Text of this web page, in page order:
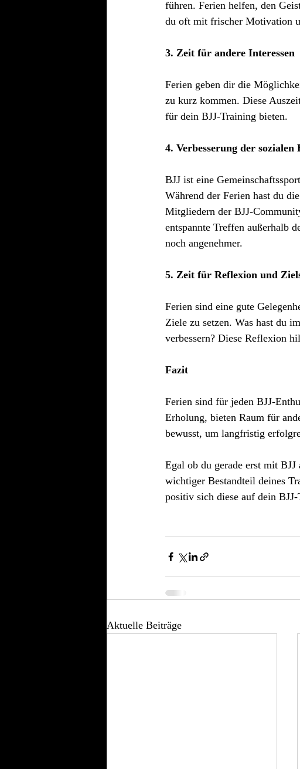
führen. Ferien helfen, den
du oft mit frischer Motivation
3. Zeit für andere Interessen
Ferien geben dir die
zu kurz kommen. Diese
für dein BJJ-Training bieten.
4. Verbesserung der sozialen
BJJ ist eine
Während der Ferien hast du
Mitgliedern der BJJ-
entspannte Treffen außerhalb
noch angenehmer.
5. Zeit für Reflexion und
Ferien sind eine gute
Ziele zu setzen. Was hast du
verbessern? Diese Reflexion
Fazit
Ferien sind für jeden BJJ-
Erholung, bieten Raum für
bewusst, um langfristig
Egal ob du gerade erst mit
wichtiger Bestandteil deines
positiv sich diese auf dein
Aktuelle Beiträge